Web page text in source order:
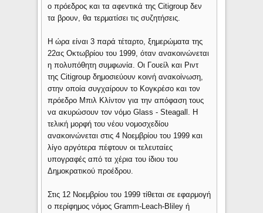
ο πρόεδρος και τα αφεντικά της Citigroup δεν
τα βρουν, θα τερματίσει τις συζητήσεις.
Η ώρα είναι 3 παρά τέταρτο, ξημερώματα της
22ας Οκτωβρίου του 1999, όταν ανακοινώνεται
η πολυπόθητη συμφωνία. Οι Γουείλ και Ριντ
της Citigroup δημοσιεύουν κοινή ανακοίνωση,
στην οποία συγχαίρουν το Κογκρέσο και τον
πρόεδρο Μπιλ Κλίντον για την απόφαση τους
να ακυρώσουν τον νόμο Glass - Steagall. Η
τελική μορφή του νέου νομοσχεδίου
ανακοινώνεται στις 4 Νοεμβρίου του 1999 και
λίγο αργότερα πέφτουν οι τελευταίες
υπογραφές από τα χέρια του ίδιου του
Δημοκρατικού προέδρου.
Στις 12 Νοεμβρίου του 1999 τίθεται σε εφαρμογή
ο περίφημος νόμος Gramm-Leach-Bliley ή